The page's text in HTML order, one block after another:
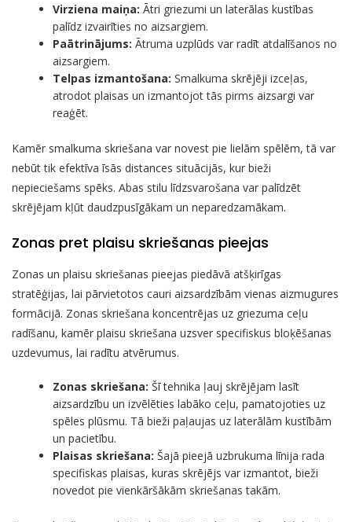
Virziena maiņa: Ātri griezumi un laterālas kustības
palīdz izvairīties no aizsargiem.
Paātrinājums: Ātruma uzplūds var radīt atdalīšanos no
aizsargiem.
Telpas izmantošana: Smalkuma skrējēji izceļas,
atrodot plaisas un izmantojot tās pirms aizsargi var
reaģēt.
Kamēr smalkuma skriešana var novest pie lielām spēlēm, tā var
nebūt tik efektīva īsās distances situācijās, kur bieži
nepieciešams spēks. Abas stilu līdzsvarošana var palīdzēt
skrējējam kļūt daudzpusīgākam un neparedzamākam.
Zonas pret plaisu skriešanas pieejas
Zonas un plaisu skriešanas pieejas piedāvā atšķirīgas
stratēģijas, lai pārvietotos cauri aizsardzībām vienas aizmugures
formācijā. Zonas skriešana koncentrējas uz griezuma ceļu
radīšanu, kamēr plaisu skriešana uzsver specifiskus bloķēšanas
uzdevumus, lai radītu atvērumus.
Zonas skriešana: Šī tehnika ļauj skrējējam lasīt
aizsardzību un izvēlēties labāko ceļu, pamatojoties uz
spēles plūsmu. Tā bieži paļaujas uz laterālām kustībām
un pacietību.
Plaisas skriešana: Šajā pieejā uzbrukuma līnija rada
specifiskas plaisas, kuras skrējējs var izmantot, bieži
novedot pie vienkāršākām skriešanas takām.